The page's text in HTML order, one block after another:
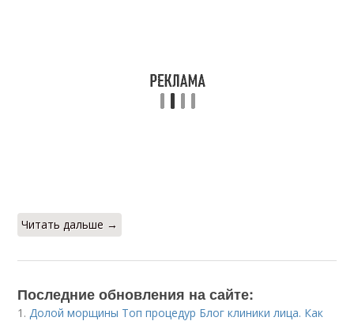
Читать дальше →
Последние обновления на сайте:
1. Долой морщины Топ процедур Блог клиники лица. Как